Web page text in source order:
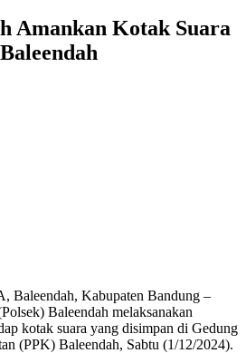
Amankan Kotak Suara
Kabupaten Bandung –
Baleendah melaksanakan
kotak suara yang disimpan di Gedung
(PPK) Baleendah, Sabtu (1/12/2024).